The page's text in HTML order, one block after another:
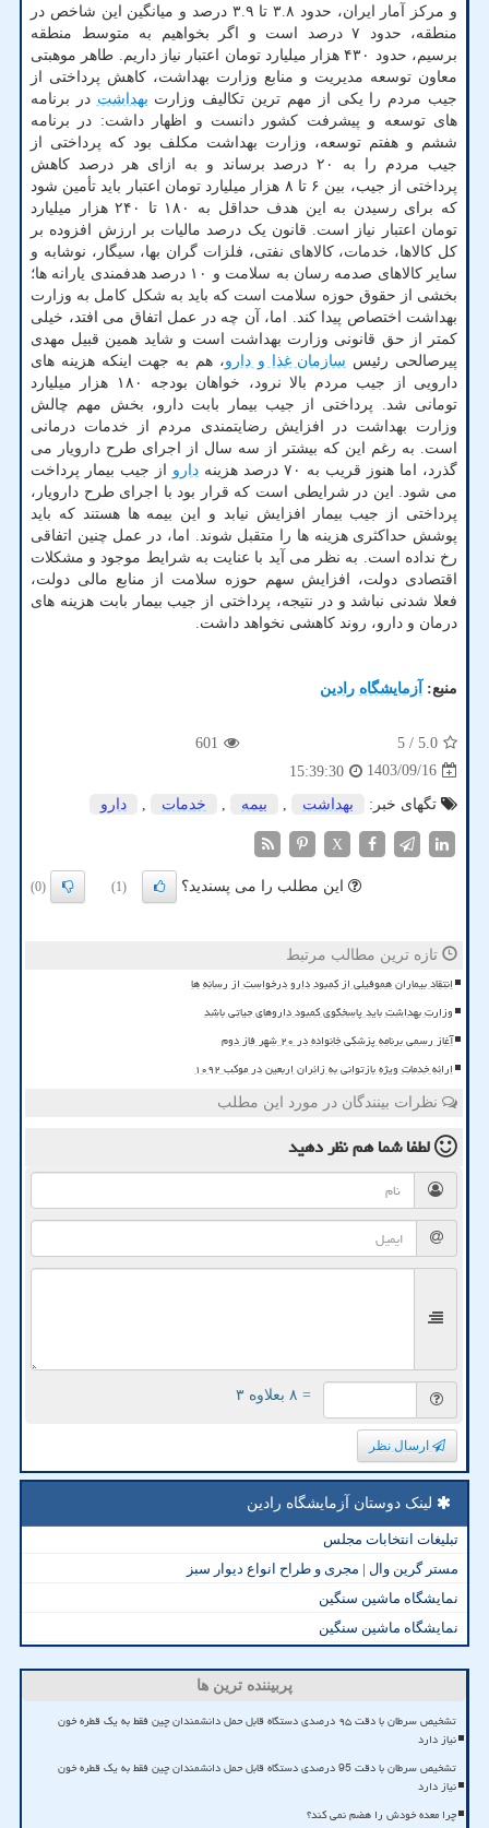
و مرکز آمار ایران، حدود ۳.۸ تا ۳.۹ درصد و میانگین این شاخص در
منطقه، حدود ۷ درصد است و اگر بخواهیم به متوسط منطقه
برسیم، حدود ۴۳۰ هزار میلیارد تومان اعتبار نیاز داریم. طاهر موهبتی
معاون توسعه مدیریت و منابع وزارت بهداشت، کاهش پرداختی از
جیب مردم را یکی از مهم ترین تکالیف وزارت بهداشت در برنامه
های توسعه و پیشرفت کشور دانست و اظهار داشت: در برنامه
ششم و هفتم توسعه، وزارت بهداشت مکلف بود که پرداختی از
جیب مردم را به ۲۰ درصد برساند و به ازای هر درصد کاهش
پرداختی از جیب، بین ۶ تا ۸ هزار میلیارد تومان اعتبار باید تأمین شود
که برای رسیدن به این هدف حداقل به ۱۸۰ تا ۲۴۰ هزار میلیارد
تومان اعتبار نیاز است. قانون یک درصد مالیات بر ارزش افزوده بر
کل کالاها، خدمات، کالاهای نفتی، فلزات گران بها، سیگار، نوشابه و
سایر کالاهای صدمه رسان به سلامت و ۱۰ درصد هدفمندی یارانه ها؛
بخشی از حقوق حوزه سلامت است که باید به شکل کامل به وزارت
بهداشت اختصاص پیدا کند. اما، آن چه در عمل اتفاق می افتد، خیلی
کمتر از حق قانونی وزارت بهداشت است و شاید همین قبیل مهدی
پیرصالحی رئیس سازمان غذا و دارو، هم به جهت اینکه هزینه های
دارویی از جیب مردم بالا نرود، خواهان بودجه ۱۸۰ هزار میلیارد
تومانی شد. پرداختی از جیب بیمار بابت دارو، بخش مهم چالش
وزارت بهداشت در افزایش رضایتمندی مردم از خدمات درمانی
است. به رغم این که بیشتر از سه سال از اجرای طرح دارویار می
گذرد، اما هنوز قریب به ۷۰ درصد هزینه
دارو از جیب بیمار پرداخت
می شود. این در شرایطی است که قرار بود با اجرای طرح دارویار،
پرداختی از جیب بیمار افزایش نیابد و این بیمه ها هستند که باید
پوشش حداکثری هزینه ها را متقبل شوند. اما، در عمل چنین اتفاقی
رخ نداده است. به نظر می آید با عنایت به شرایط موجود و مشکلات
اقتصادی دولت، افزایش سهم حوزه سلامت از منابع مالی دولت،
فعلا شدنی نباشد و در نتیجه، پرداختی از جیب بیمار بابت هزینه های
درمان و دارو، روند کاهشی نخواهد داشت.
منبع: آزمایشگاه رادین
5.0
/ 5
601
1403/09/16
15:39:30
تگهای خبر:
بهداشت , بیمه , خدمات , دارو
X
این مطلب را می پسندید؟ (1)
(0)
تازه ترین مطالب مرتبط
انتقاد بیماران هموفیلی از کمبود دارو درخواست از رسانه ها
وزارت بهداشت باید پاسخگوی کمبود داروهای حیاتی باشد
آغاز رسمی برنامه پزشکی خانواده در ۲۰ شهر فاز دوم
ارائه خدمات ویژه بازتوانی به زائران اربعین در موکب ۱۰۹۲
نظرات بینندگان در مورد این مطلب
لطفا شما همنظر دهید
= ۸ بعلاوه ۳
ارسال نظر
لینک دوستان آزمایشگاه رادین
تبلیغات انتخابات مجلس
مستر گرین وال | مجری و طراح انواع دیوار سبز
نمایشگاه ماشین سنگین
نمایشگاه ماشین سنگین
پربیننده ترین ها
تشخیص سرطان با دقت ۹۵ درصدی دستگاه قابل حمل دانشمندان چین فقط به یک قطره خون
نیاز دارد
تشخیص سرطان با دقت 95 درصدی دستگاه قابل حمل دانشمندان چین فقط به یک قطره خون
نیاز دارد
چرا معده خودش را هضم نمی کند؟